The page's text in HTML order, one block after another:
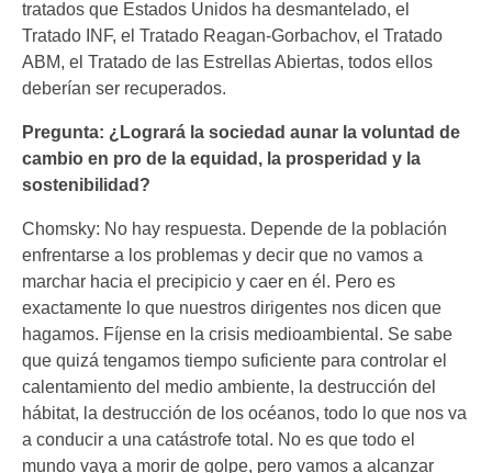
tratados que Estados Unidos ha desmantelado, el
Tratado INF, el Tratado Reagan-Gorbachov, el Tratado
ABM, el Tratado de las Estrellas Abiertas, todos ellos
deberían ser recuperados.
Pregunta: ¿Logrará la sociedad aunar la voluntad de
cambio en pro de la equidad, la prosperidad y la
sostenibilidad?
Chomsky: No hay respuesta. Depende de la población
enfrentarse a los problemas y decir que no vamos a
marchar hacia el precipicio y caer en él. Pero es
exactamente lo que nuestros dirigentes nos dicen que
hagamos. Fíjense en la crisis medioambiental. Se sabe
que quizá tengamos tiempo suficiente para controlar el
calentamiento del medio ambiente, la destrucción del
hábitat, la destrucción de los océanos, todo lo que nos va
a conducir a una catástrofe total. No es que todo el
mundo vaya a morir de golpe, pero vamos a alcanzar